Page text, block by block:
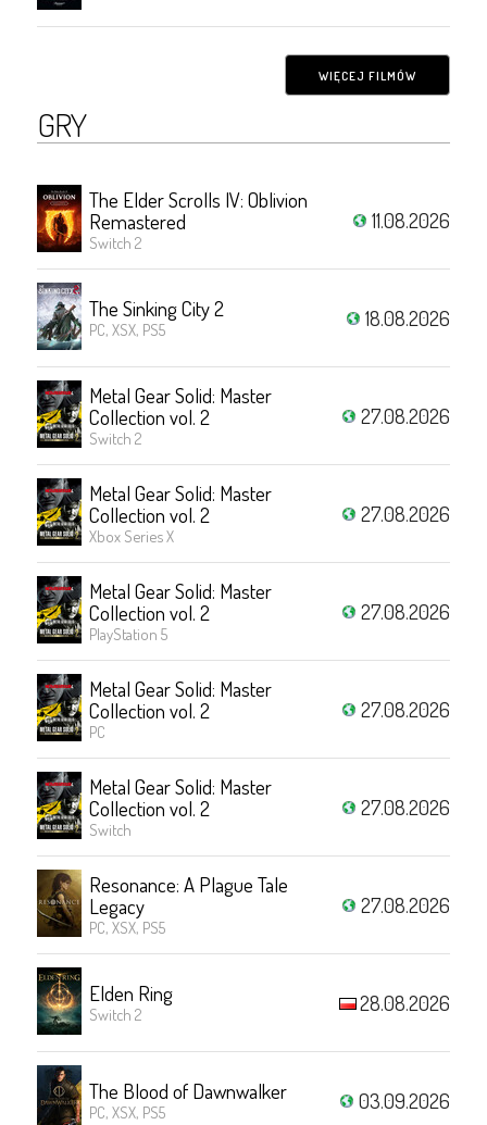
WIĘCEJ FILMÓW
GRY
The Elder Scrolls IV: Oblivion
Remastered
Switch 2
11.08.2026
The Sinking City 2
PC, XSX, PS5 18.08.2026
Metal Gear Solid: Master
Collection vol. 2
Switch 2
27.08.2026
Metal Gear Solid: Master
Collection vol. 2
Xbox Series X
27.08.2026
Metal Gear Solid: Master
Collection vol. 2
PlayStation 5
27.08.2026
Metal Gear Solid: Master
Collection vol. 2
PC
27.08.2026
Metal Gear Solid: Master
Collection vol. 2
Switch
27.08.2026
Resonance: A Plague Tale
Legacy
PC, XSX, PS5
27.08.2026
Elden Ring
Switch 2 28.08.2026
The Blood of Dawnwalker
PC, XSX, PS5 03.09.2026